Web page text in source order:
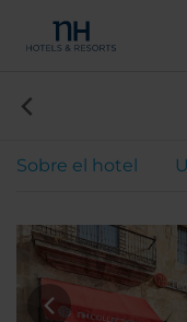
Sobre el hotel